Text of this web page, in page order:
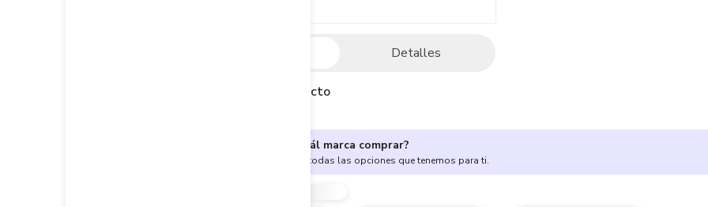
Detalles
Descripción del producto
¿No sabes cuál marca comprar?
Encuentra aquí todas las opciones que tenemos para ti.